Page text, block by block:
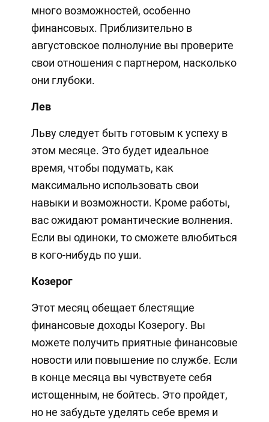
много возможностей, особенно
финансовых. Приблизительно в
августовское полнолуние вы проверите
свои отношения с партнером, насколько
они глубоки.
Лев
Льву следует быть готовым к успеху в
этом месяце. Это будет идеальное
время, чтобы подумать, как
максимально использовать свои
навыки и возможности. Кроме работы,
вас ожидают романтические волнения.
Если вы одиноки, то сможете влюбиться
в кого-нибудь по уши.
Козерог
Этот месяц обещает блестящие
финансовые доходы Козерогу. Вы
можете получить приятные финансовые
новости или повышение по службе. Если
в конце месяца вы чувствуете себя
истощенным, не бойтесь. Это пройдет,
но не забудьте уделять себе время и